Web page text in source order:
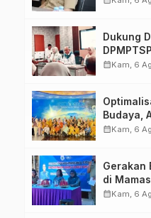
Dukung
Aplikasi
calendar_monthKam, 6
Budaya,
Sulawesi
calendar_monthKam, 6
Gerakan
di
calendar_monthKam, 6